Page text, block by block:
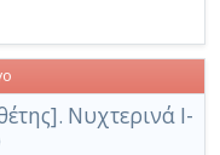
Νυχτερινά Ι-